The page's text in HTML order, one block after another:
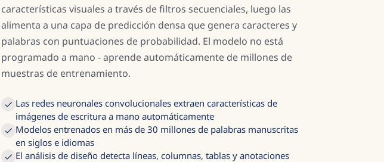
características visuales a través de filtros secuenciales, luego las
alimenta a una capa de predicción densa que genera caracteres y
palabras con puntuaciones de probabilidad. El modelo no está
programado a mano - aprende automáticamente de millones de
muestras de entrenamiento.
Las redes neuronales convolucionales extraen características de
imágenes de escritura a mano automáticamente
Modelos entrenados en más de 30 millones de palabras manuscritas
en siglos e idiomas
El análisis de diseño detecta líneas, columnas, tablas y anotaciones